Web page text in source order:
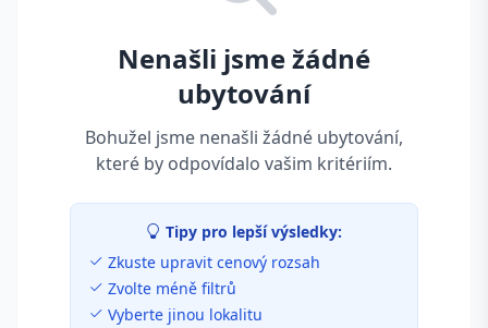
Nenašli jsme žádné
ubytování
Bohužel jsme nenašli žádné ubytování,
které by odpovídalo vašim kritériím.
Tipy pro lepší výsledky:
Zkuste upravit cenový rozsah
Zvolte méně filtrů
Vyberte jinou lokalitu